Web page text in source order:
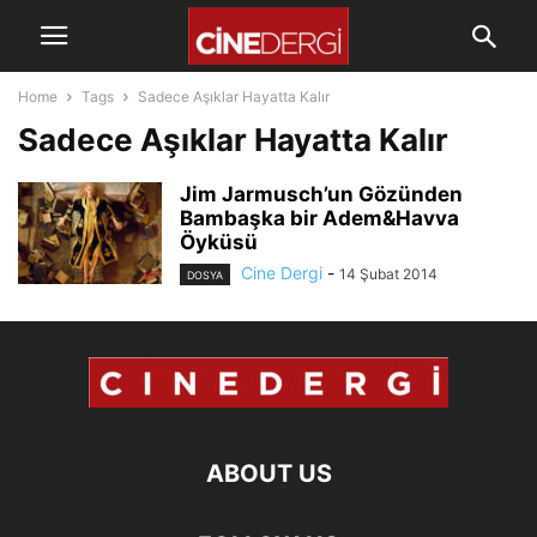
Home Tags Sadece Aşıklar Hayatta Kalır
Sadece Aşıklar Hayatta Kalır
Jim Jarmusch’un Gözünden
Bambaşka bir Adem&Havva
Öyküsü
DOSYA Cine Dergi - 14 Şubat 2014
ABOUT US